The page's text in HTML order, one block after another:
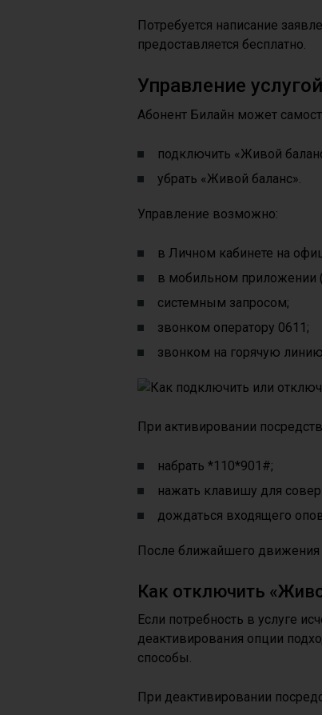
Потребуется написание
предоставляется бесплатно.
Управление услугой
Абонент Билайн может
подключить «Живой
убрать «Живой баланс».
Управление возможно:
в Личном кабинете на
в мобильном приложении
системным запросом;
звонком оператору 0611;
звонком на горячую
При активировании
набрать *110*901#;
нажать клавишу для
дождаться входящего
После ближайшего движения
Как отключить
Если потребность в услуге
деактивирования опции
способы.
При деактивировании